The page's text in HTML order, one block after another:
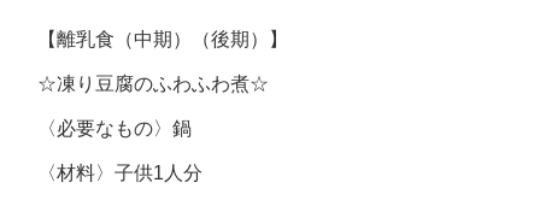
【離乳食（中期）（後期）】
☆凍り豆腐のふわふわ煮☆
〈必要なもの〉鍋
〈材料〉子供1人分